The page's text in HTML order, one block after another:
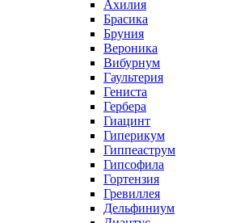
Ахилия
Брасика
Бруния
Вероника
Вибурнум
Гаультерия
Гениста
Гербера
Гиацинт
Гиперикум
Гиппеаструм
Гипсофила
Гортензия
Гревиллея
Дельфиниум